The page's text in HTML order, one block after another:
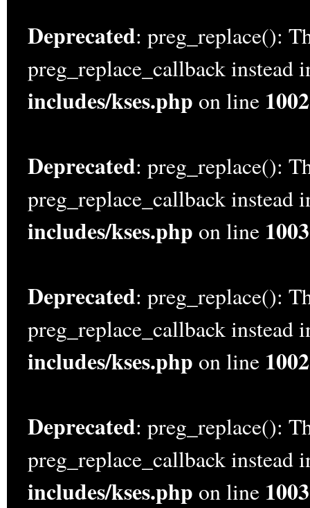
Deprecated: preg_replace():
preg_replace_callback instead
includes/kses.php on line 1002
Deprecated: preg_replace():
preg_replace_callback instead
includes/kses.php on line 1003
Deprecated: preg_replace():
preg_replace_callback instead
includes/kses.php on line 1002
Deprecated: preg_replace():
preg_replace_callback instead
includes/kses.php on line 1003